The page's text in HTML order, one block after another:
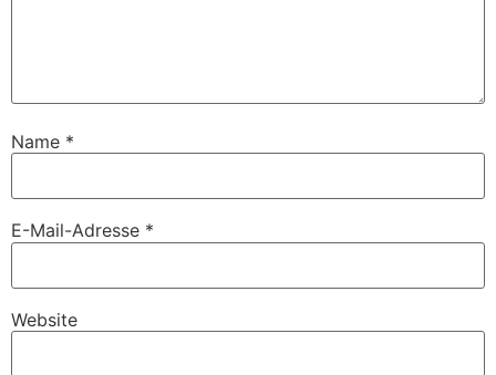
Name *
E-Mail-Adresse *
Website